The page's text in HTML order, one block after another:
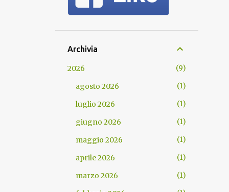
Archivia
2026
9
agosto 2026
1
luglio 2026
1
giugno 2026
1
maggio 2026
1
aprile 2026
1
marzo 2026
1